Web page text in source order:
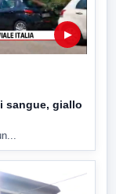
▶
sangue, giallo